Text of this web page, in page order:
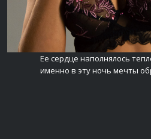
Ее сердце наполнялось
именно в эту ночь мечты